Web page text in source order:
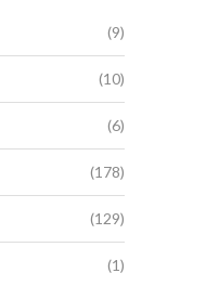
(9)
(10)
(6)
(178)
(129)
(1)